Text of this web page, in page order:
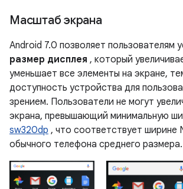
Масштаб экрана
Android 7.0 позволяет пользователям
размер дисплея , который
уменьшает все элементы на экране,
доступность устройства для
зрением. Пользователи не могут
экрана, превышающий минимальную
sw320dp , что соответствует ширине
обычного телефона среднего размера.